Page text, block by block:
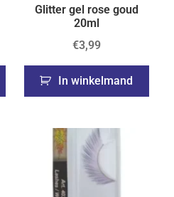
Glitter gel rose goud
20ml
€3,99
In winkelmand